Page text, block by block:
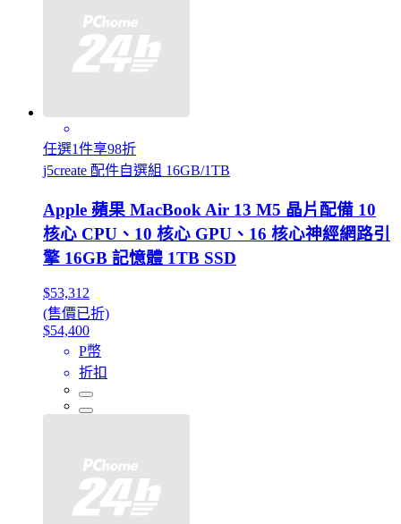
任選1件享98折
j5create 配件自選組 16GB/1TB
Apple 蘋果 MacBook Air 13 M5 晶片配備 10
核心 CPU、10 核心 GPU、16 核心神經網路引
擎 16GB 記憶體 1TB SSD
$53,312
(售價已折)
$54,400
P幣
折扣